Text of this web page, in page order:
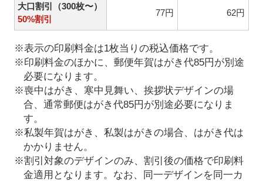
大口割引（300枚〜）
50%割引
77円 62円
※表示の印刷料金は1枚当りの税込価格です。
※印刷料金のほかに、郵便年賀はがき代85円が別途
必要になります。
※喪中はがき、寒中見舞い、挨拶状デザインの場
合、通常郵便はがき代85円が別途必要になりま
す。
※私製年賀はがき、私製はがきの場合、はがき代は
かかりません。
※割引対象のデザインのみ、割引後の価格で印刷料
金適用となります。なお、同一デザインを同一カ